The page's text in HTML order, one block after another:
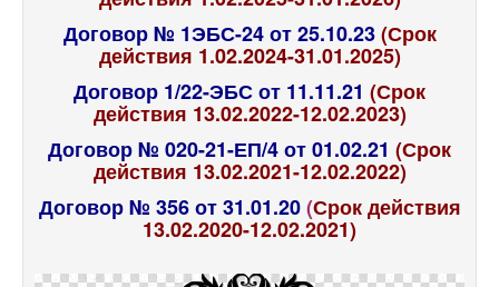
Договор № 1ЭБС-24 от 25.10.23 (Срок
действия 1.02.2024-31.01.2025)
Договор 1/22-ЭБС от 11.11.21 (Срок
действия 13.02.2022-12.02.2023)
Договор № 020-21-ЕП/4 от 01.02.21 (Срок
действия 13.02.2021-12.02.2022)
Договор № 356 от 31.01.20(Срок действия
13.02.2020-12.02.2021)